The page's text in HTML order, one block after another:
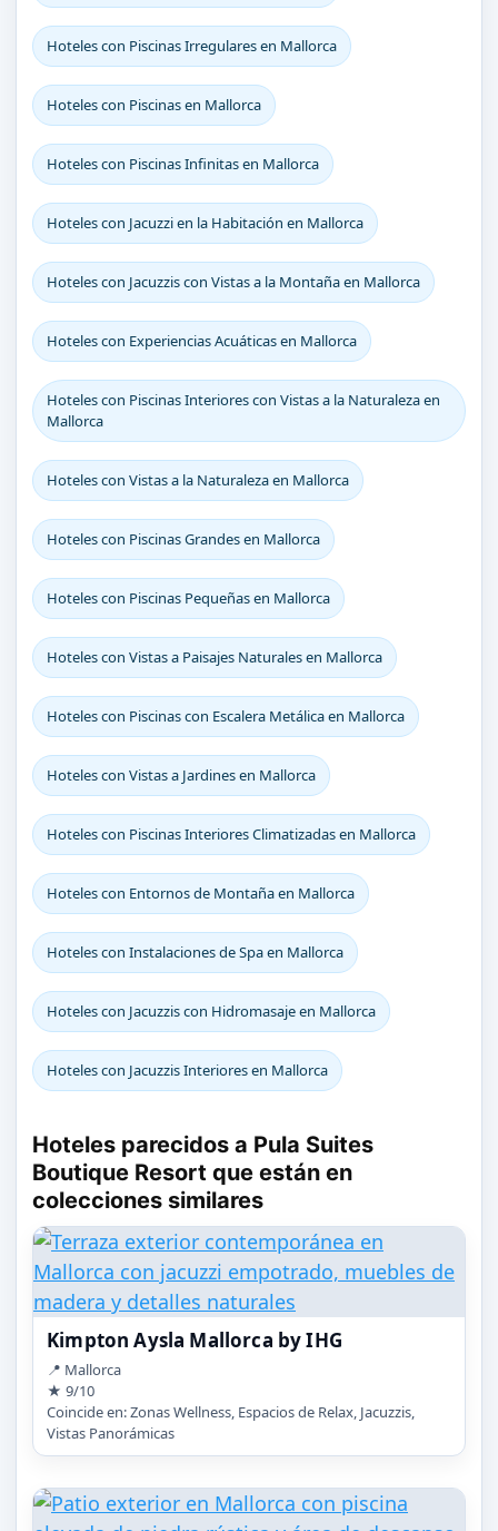
Hoteles con Piscinas Irregulares en Mallorca
Hoteles con Piscinas en Mallorca
Hoteles con Piscinas Infinitas en Mallorca
Hoteles con Jacuzzi en la Habitación en Mallorca
Hoteles con Jacuzzis con Vistas a la Montaña en Mallorca
Hoteles con Experiencias Acuáticas en Mallorca
Hoteles con Piscinas Interiores con Vistas a la Naturaleza en
Mallorca
Hoteles con Vistas a la Naturaleza en Mallorca
Hoteles con Piscinas Grandes en Mallorca
Hoteles con Piscinas Pequeñas en Mallorca
Hoteles con Vistas a Paisajes Naturales en Mallorca
Hoteles con Piscinas con Escalera Metálica en Mallorca
Hoteles con Vistas a Jardines en Mallorca
Hoteles con Piscinas Interiores Climatizadas en Mallorca
Hoteles con Entornos de Montaña en Mallorca
Hoteles con Instalaciones de Spa en Mallorca
Hoteles con Jacuzzis con Hidromasaje en Mallorca
Hoteles con Jacuzzis Interiores en Mallorca
Hoteles parecidos a Pula Suites
Boutique Resort que están en
colecciones similares
Kimpton Aysla Mallorca by IHG
📍 Mallorca
★ 9/10
Coincide en: Zonas Wellness, Espacios de Relax, Jacuzzis,
Vistas Panorámicas